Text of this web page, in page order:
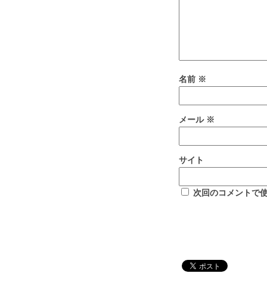
名前 ※
メール ※
サイト
次回のコメントで